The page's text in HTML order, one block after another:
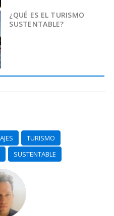
¿QUÉ ES EL TURISMO
SUSTENTABLE?
TURISMO
SUSTENTABLE